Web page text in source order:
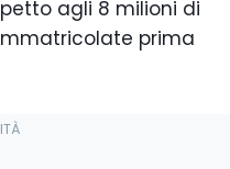
agli 8 milioni di
prima